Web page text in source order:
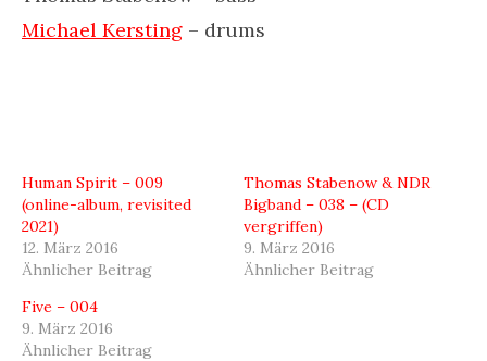
Michael Kersting – drums
Human Spirit – 009
(online-album, revisited
2021)
12. März 2016
Ähnlicher Beitrag
Thomas Stabenow & NDR
Bigband – 038 – (CD
vergriffen)
9. März 2016
Ähnlicher Beitrag
Five – 004
9. März 2016
Ähnlicher Beitrag